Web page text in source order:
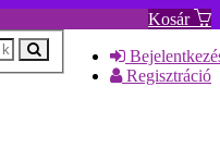
Kosár
Regisztráció